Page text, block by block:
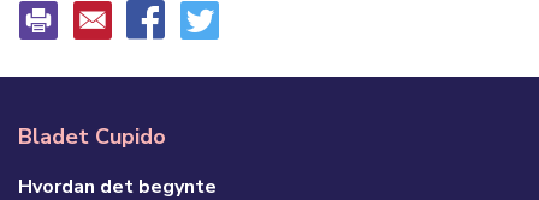
Bladet Cupido
Hvordan det begynte